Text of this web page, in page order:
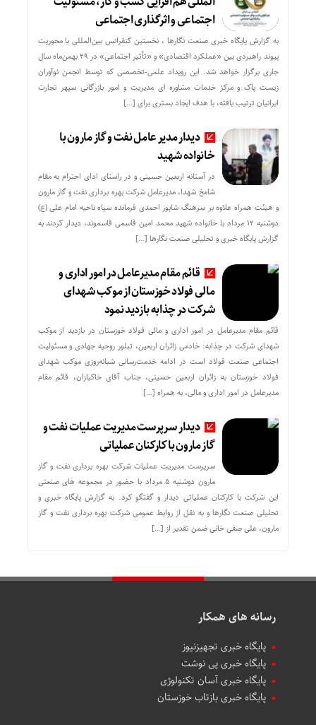
اجتماعی و اثرگذاری اجتماعی
به گزارش پایگاه خبری صنعت نگارها ، نخستین کنفرانس بین‌المللی با محوریت
پیوند راهبردی بین «عملکرد اقتصادی» و «تأثیر اجتماعی» در ۲۹ بهمن‌ماه سال
جاری برگزار خواهد شد. این رویداد علمی-تخصصی که توسط انجمن نوآوران
زیست پاک و مرکز خدمات مشاوره ای مدیریت و امور بازرگانی سپهر تجارت
ایرانیان ترتیب یافته، با هدف ایجاد بستری برای […]
دیدار مدیر عامل نفت و گاز مارون با
خانواده شهید
در آستانه اربعین حسینی و در راستای ادای احترام به مقام
شامخ شهدا، مدیرعامل شرکت بهره برداری نفت و گاز مارون
و هیئت همراه علاوه بر سرهنگ شاپور احمدی فرمانده سپاه ناحیه امام علی (ع)
دوشنبه ۱۲ مرداد با خانواده شهید محمد امین قاسمی قاسموند، دیدار کردند به
گزارش پایگاه خبری و تحلیلی صنعت نگارها […]
قائم مقام مدیرعامل در امور اداری و
مالی فولاد خوزستان از موکب شهدای
شرکت در چذابه بازدید نمود
قائم مقام مدیرعامل در امور اداری و مالی فولاد خوزستان در بازدید از موکب
شهدای شرکت در چذابه: خادمی زائران اربعین، تبلور روحیه جهادی و مسئولیت
اجتماعی صنعت فولاد است در ادامه خدمت‌رسانی شبانه‌روزی موکب شهدای
فولاد خوزستان به زائران اربعین حسینی، جناب آقای خاکبازان، قائم مقام
مدیرعامل در امور اداری و مالی، به همراه […]
دیدار سرپرست مدیریت عملیات نفت و
گاز مارون با کارکنان عملیاتی
سرپرست مدیریت عملیات شرکت بهره برداری نفت و گاز
مارون دوشنبه ۵ مرداد با حضور در مجموعه های صنعتی
این شرکت با کارکنان عملیاتی دیدار و گفتگو کرد. به گزارش پایگاه خبری و
تحلیلی صنعت نگارها و به نقل از روابط عمومی شرکت بهره برداری نفت و گاز
مارون، علی صفی خانی ضمن تقدیر از […]
رسانه های همکار
پایگاه خبری تجهیزنیوز
پایگاه خبری پی نوشت
پایگاه خبری آسان تکنولوژی
پایگاه خبری بازتاب خوزستان